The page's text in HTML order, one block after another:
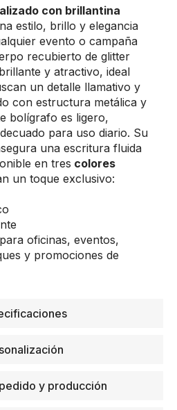
y producción
con brillantina
estilo, brillo y elegancia
evento o campaña
recubierto de glitter
y atractivo, ideal
un detalle llamativo y
con estructura metálica y
bolígrafo es ligero,
para uso diario. Su
una escritura fluida
en tres colores
un toque exclusivo:
oficinas, eventos,
y promociones de